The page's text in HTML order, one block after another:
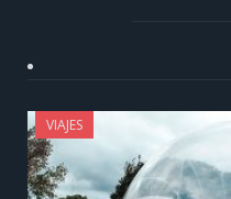
VIAJES